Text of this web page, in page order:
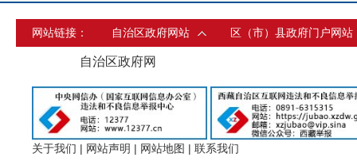
（二）责任
（三）地方
七、事故整改
八、附件 21
网站链接： 自治区政府网站 区（市）县政府门户网站
自治区政府网
关于我们 | 网站声明 | 网站地图 | 联系我们